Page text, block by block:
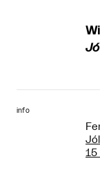
info
15